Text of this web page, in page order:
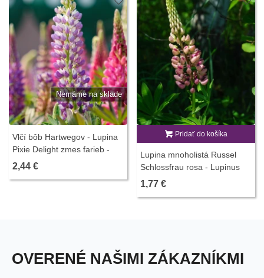
Nemáme na sklade
Vlčí bôb Hartwegov - Lupina
Pixie Delight zmes farieb -
Lupinus hartwegii - semienka
2,44 €
Pridať do košíka
Lupina mnoholistá Russel
Schlossfrau rosa - Lupinus
polyphyllus - semená lupiny -
1,77 €
OVERENÉ NAŠIMI ZÁKAZNÍKMI